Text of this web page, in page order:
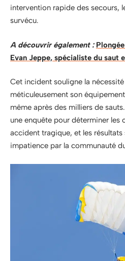
intervention rapide des secours,
survécu.
A découvrir également :
Evan Jeppe, spécialiste du saut
Cet incident souligne la
méticuleusement son
même après des milliers de
une enquête pour déterminer les
accident tragique, et les
impatience par la communauté